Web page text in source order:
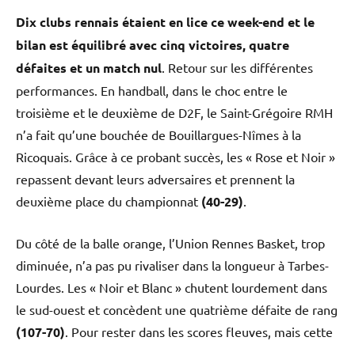
Dix clubs rennais étaient en lice ce week-end et le
bilan est équilibré avec cinq victoires, quatre
défaites et un match nul . Retour sur les différentes
performances. En handball, dans le choc entre le
troisième et le deuxième de D2F, le Saint-Grégoire RMH
n’a fait qu’une bouchée de Bouillargues-Nîmes à la
Ricoquais. Grâce à ce probant succès, les « Rose et Noir »
repassent devant leurs adversaires et prennent la
deuxième place du championnat (40-29)
Du côté de la balle orange, l’Union Rennes Basket, trop
diminuée, n’a pas pu rivaliser dans la longueur à Tarbes-
Lourdes. Les « Noir et Blanc » chutent lourdement dans
le sud-ouest et concèdent une quatrième défaite de rang
(107-70) . Pour rester dans les scores fleuves, mais cette